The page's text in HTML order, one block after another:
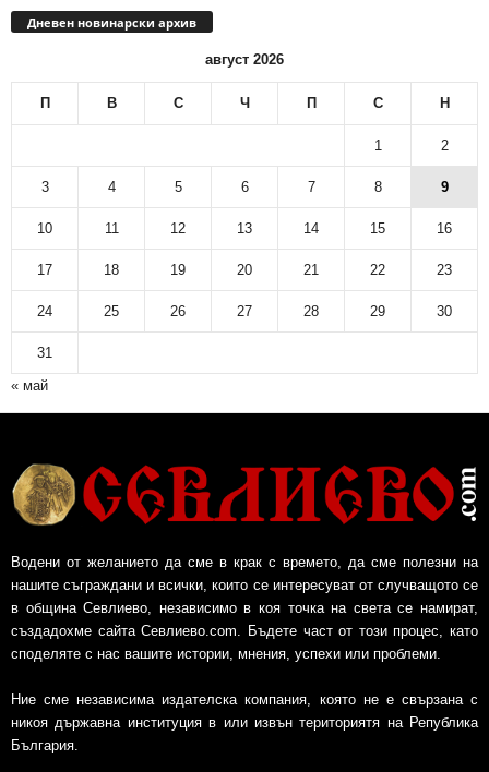
Дневен новинарски архив
август 2026
П В С Ч П С Н
1 2
3 4 5 6 7 8 9
10 11 12 13 14 15 16
17 18 19 20 21 22 23
24 25 26 27 28 29 30
31
« май
Водени от желанието да сме в крак с времето, да сме полезни на
нашите съграждани и всички, които се интересуват от случващото се
в община Севлиево, независимо в коя точка на света се намират,
създадохме сайта Севлиево.com. Бъдете част от този процес, като
споделяте с нас вашите истории, мнения, успехи или проблеми.
Ние сме независима издателска компания, която не е свързана с
никоя държавна институция в или извън териториятя на Република
България.